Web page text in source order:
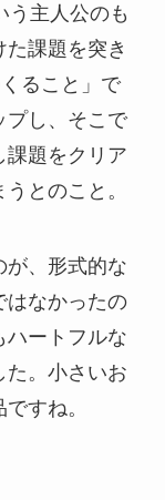
う主人公のも
課題を突き
ること」で
プし、そこで
課題をクリア
とのこと。
が、形式的な
はなかったの
ハートフルな
た。小さいお
すね。